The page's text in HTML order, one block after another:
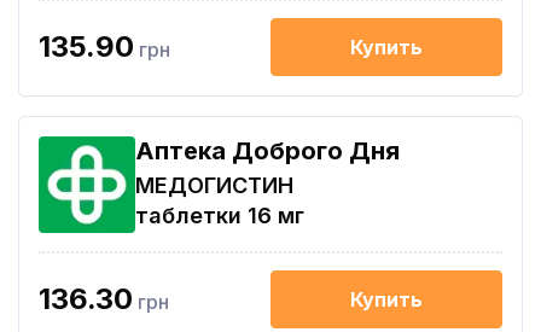
135.90 грн Купить
Аптека Доброго Дня
МЕДОГИСТИН
таблетки 16 мг
136.30 грн Купить